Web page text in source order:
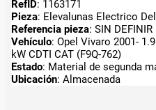
RefID: 1163171
Pieza: Elevalunas Electrico
Referencia pieza: SIN DEFINIR
Vehículo: Opel Vivaro 2001-
kW CDTI CAT (F9Q-762)
Estado: Material de segunda
Ubicación: Almacenada